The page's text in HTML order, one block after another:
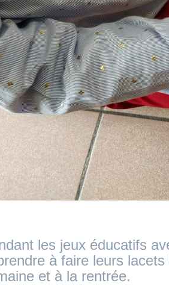
les jeux éducatifs
à faire leurs
et à la rentrée.